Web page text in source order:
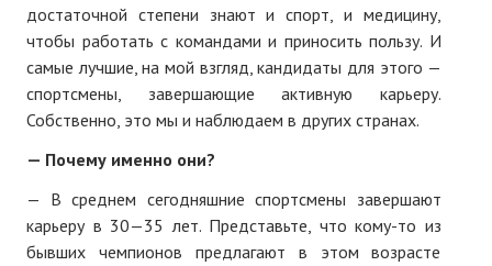
№ 7
КНИГИ
Список наших книг
Страница поиска
Новые книги
достаточной степени знают и спорт, и медицину,
чтобы работать с командами и приносить пользу. И
самые лучшие, на мой взгляд, кандидаты для этого —
спортсмены, завершающие активную карьеру.
Собственно, это мы и наблюдаем в других странах.
— Почему именно они?
— В среднем сегодняшние спортсмены завершают
карьеру в 30—35 лет. Представьте, что кому-то из
бывших чемпионов предлагают в этом возрасте